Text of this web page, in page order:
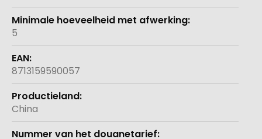
5
8713159590057
China